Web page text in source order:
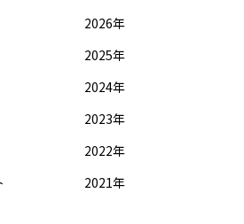
2026年
2025年
2024年
2023年
2022年
2021年